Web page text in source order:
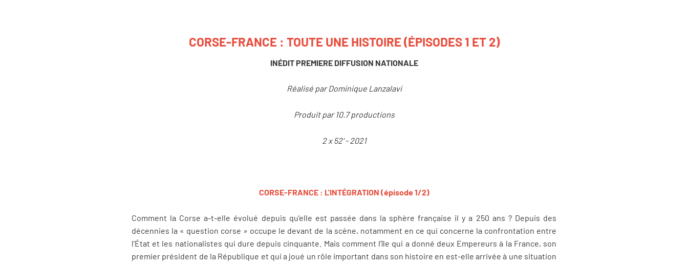
CORSE-FRANCE : TOUTE UNE HISTOIRE (ÉPISODES 1 ET 2)
INÉDIT PREMIERE DIFFUSION NATIONALE
Réalisé par Dominique Lanzalavi
Produit par 10.7 productions
2 x 52' - 2021
CORSE-FRANCE : L'INTÉGRATION (épisode 1/2)
Comment la Corse a-t-elle évolué depuis qu’elle est passée dans la sphère française il y a 250 ans ? Depuis des
décennies la « question corse » occupe le devant de la scène, notamment en ce qui concerne la confrontation entre
l’État et les nationalistes qui dure depuis cinquante. Mais comment l’île qui a donné deux Empereurs à la France, son
premier président de la République et qui a joué un rôle important dans son histoire en est-elle arrivée à une situation